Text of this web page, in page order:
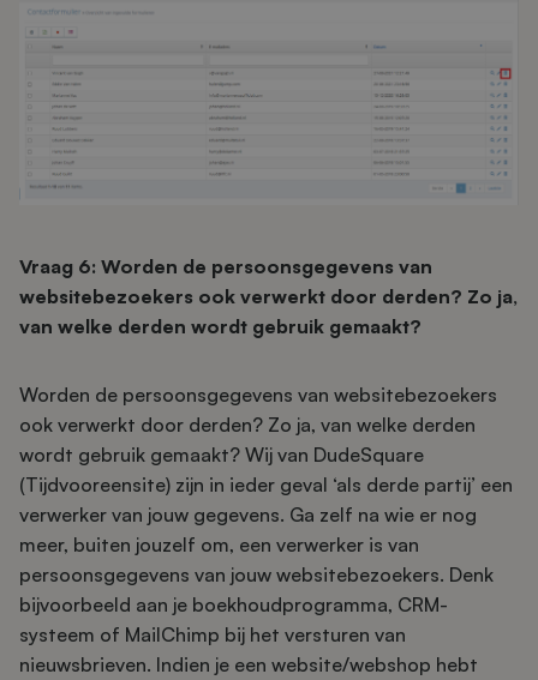
Vraag 6: Worden de persoonsgegevens van
websitebezoekers ook verwerkt door derden? Zo ja,
van welke derden wordt gebruik gemaakt?
Worden de persoonsgegevens van websitebezoekers
ook verwerkt door derden? Zo ja, van welke derden
wordt gebruik gemaakt? Wij van DudeSquare
(Tijdvooreensite) zijn in ieder geval ‘als derde partij’ een
verwerker van jouw gegevens. Ga zelf na wie er nog
meer, buiten jouzelf om, een verwerker is van
persoonsgegevens van jouw websitebezoekers. Denk
bijvoorbeeld aan je boekhoudprogramma, CRM-
systeem of MailChimp bij het versturen van
nieuwsbrieven. Indien je een website/webshop hebt